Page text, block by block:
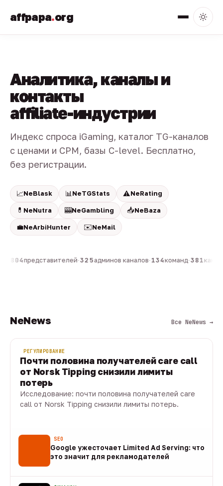
affpapa.org
Аналитика, каналы и
контакты
affiliate-индустрии
Индекс спроса iGaming, каталог TG-каналов
с ценами и CPM, базы C-level. Бесплатно,
без регистрации.
📈NeBlask 📊 NeTGStats ⚠️NeRating
💊 NeNutra 🎰NeGambling 📥NeBaza
💼NeArbiHunter ✉️NeMail
804представителей·325админов каналов·134команд·381
NeNews Все NeNews →
РЕГУЛИРОВАНИЕ
Почти половина получателей care call
от Norsk Tipping снизили лимиты
потерь
Исследование: почти половина получателей care
call от Norsk Tipping снизили лимиты потерь.
SEO
Google ужесточает Limited Ad Serving: что
это значит для рекламодателей